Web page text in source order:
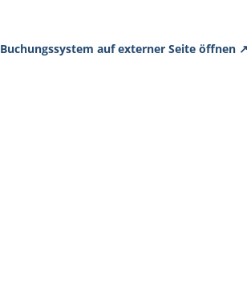
Buchungssystem auf externer Seite öffnen ↗